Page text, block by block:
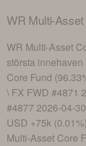
WR Multi-
WR Multi-Asset
största
Core Fund
\ FX FWD #4871
#4877 2026-04-
USD +75k (0.01%)
Multi-Asset Core